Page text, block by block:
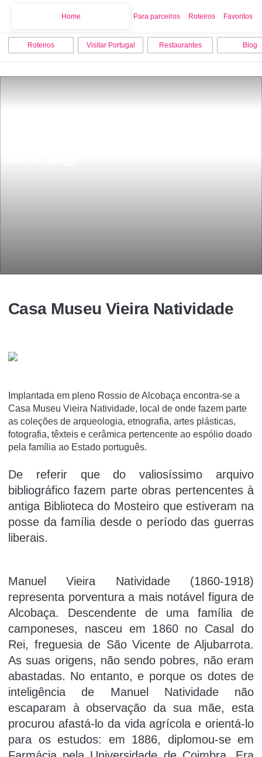
Home Para parceiros Roteiros Favoritos
Roteiros Visitar Portugal Restaurantes Blog
Casa Museu Vieira Natividade
Implantada em pleno Rossio de Alcobaça encontra-se a
Casa Museu Vieira Natividade, local de onde fazem parte
as coleções de arqueologia, etnografia, artes plásticas,
fotografia, têxteis e cerâmica pertencente ao espólio doado
pela família ao Estado português.
De referir que do valiosíssimo arquivo
bibliográfico fazem parte obras pertencentes à
antiga Biblioteca do Mosteiro que estiveram na
posse da família desde o período das guerras
liberais.
Manuel Vieira Natividade (1860-1918)
representa porventura a mais notável figura de
Alcobaça. Descendente de uma família de
camponeses, nasceu em 1860 no Casal do
Rei, freguesia de São Vicente de Aljubarrota.
As suas origens, não sendo pobres, não eram
abastadas. No entanto, e porque os dotes de
inteligência de Manuel Natividade não
escaparam à observação da sua mãe, esta
procurou afastá-lo da vida agrícola e orientá-lo
para os estudos: em 1886, diplomou-se em